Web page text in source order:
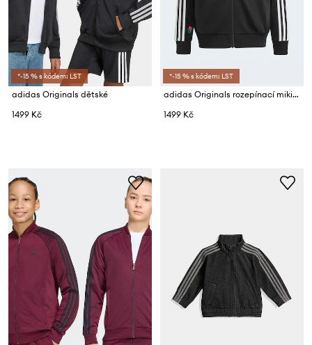
*-15 % s kódem: LST
adidas Originals dětské
1499 Kč
*-15 % s kódem: LST
adidas Originals rozepínací mikina dětská
1499 Kč